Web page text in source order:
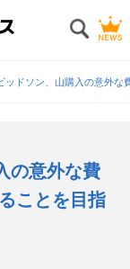
ッドソン、山購入の意外
の意外な費
ことを目指